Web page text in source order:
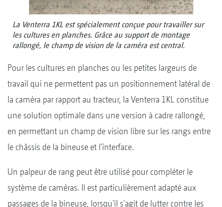
La Venterra 1KL est spécialement conçue pour travailler sur
les cultures en planches. Grâce au support de montage
rallongé, le champ de vision de la caméra est central.
Pour les cultures en planches ou les petites largeurs de
travail qui ne permettent pas un positionnement latéral de
la caméra par rapport au tracteur, la Venterra 1KL constitue
une solution optimale dans une version à cadre rallongé,
en permettant un champ de vision libre sur les rangs entre
le châssis de la bineuse et l’interface.
Un palpeur de rang peut être utilisé pour compléter le
système de caméras. Il est particulièrement adapté aux
passages de la bineuse, lorsqu'il s'agit de lutter contre les